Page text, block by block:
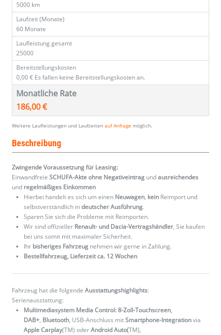
5000 km
Laufzeit (Monate)
60 Monate
Laufleistung gesamt
25000
Bereitstellungskosten
0,00 € Es fallen keine Bereitstellungskosten an.
Monatliche Rate
186,00 €
Weitere Laufleistungen und Laufzeiten auf Anfrage möglich.
Beschreibung
Zwingende Voraussetzung für Leasing:
Einwandfreie SCHUFA-Akte ohne Negativeintrag undausreichendes
und regelmäßiges Einkommen
Hierbei handelt es sich um einen Neuwagen, kein Reimport und
selbstverständlich indeutscher Ausführung.
Sparen Sie sich die Probleme mit Reimporten.
Wir sind offizieller Renault- und Dacia-Vertragshändler, Sie kaufen
bei uns somit mit maximaler Sicherheit.
Ihr bisheriges Fahrzeug nehmen wir gerne in Zahlung.
Bestellfahrzeug, Lieferzeit ca. 12 Wochen
Fahrzeug hat die folgende Ausstattungshighlights:
Serienausstattung:
Multimediasystem Media Control: 8-Zoll-Touchscreen,
DAB+, Bluetooth, USB-Anschluss mitSmartphone-Integrationvia
Apple Carplay(TM) oderAndroid Auto(TM),